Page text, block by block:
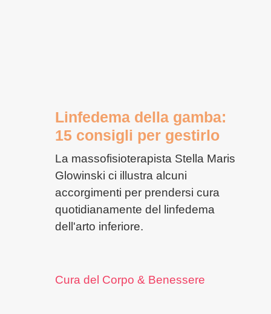
Linfedema della gamba:
15 consigli per gestirlo
La massofisioterapista Stella Maris
Glowinski ci illustra alcuni
accorgimenti per prendersi cura
quotidianamente del linfedema
dell'arto inferiore.
Cura del Corpo & Benessere